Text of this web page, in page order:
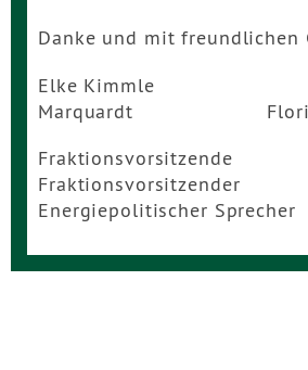
Danke und mit freundlichen
Elke Kimmle
Marquardt Florian
Fraktionsvorsitzende
Energiepolitischer Sprecher